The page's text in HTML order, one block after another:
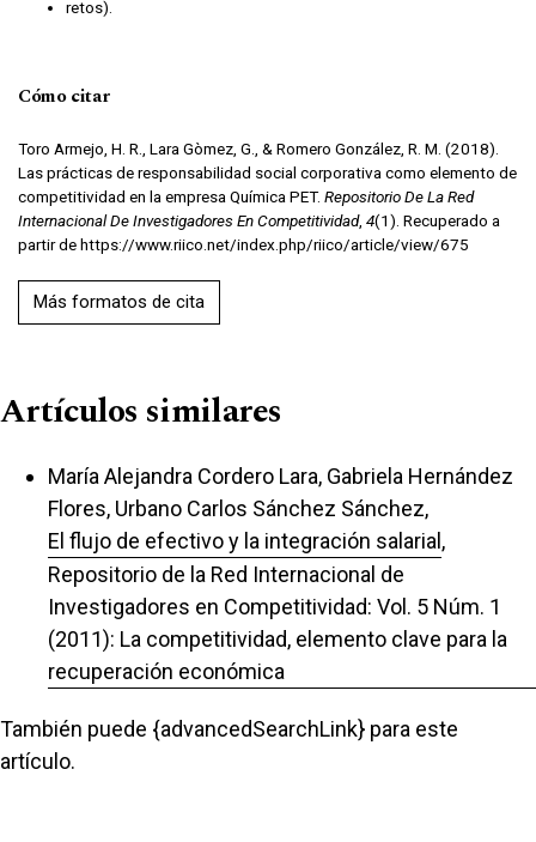
retos).
Cómo citar
Toro Armejo, H. R., Lara Gòmez, G., & Romero González, R. M. (2018).
Las prácticas de responsabilidad social corporativa como elemento de
competitividad en la empresa Química PET. Repositorio De La Red
Internacional De Investigadores En Competitividad, 4(1). Recuperado a
partir de https://www.riico.net/index.php/riico/article/view/675
Más formatos de cita
Artículos similares
María Alejandra Cordero Lara, Gabriela Hernández
Flores, Urbano Carlos Sánchez Sánchez,
El flujo de efectivo y la integración salarial ,
Repositorio de la Red Internacional de
Investigadores en Competitividad: Vol. 5 Núm. 1
(2011): La competitividad, elemento clave para la
recuperación económica
También puede {advancedSearchLink} para este
artículo.